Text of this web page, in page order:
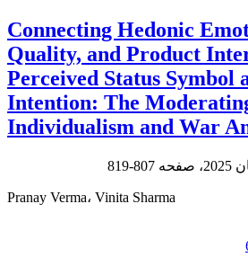
Connecting Hedonic
Quality, and Product
Perceived Status Symbol
Intention: The
Individualism and War
807-819
Pranay Verma، Vinita Sharma